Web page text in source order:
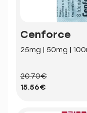
Cenforce
25mg | 50mg |
20.70€
15.56€